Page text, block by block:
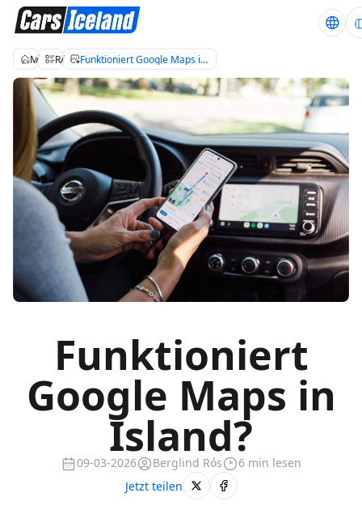
Mietwagen Island
Reiseblog über Island Funktioniert Google Maps in Island?
Funktioniert
Google Maps in
Island?
09-03-2026 Berglind Rós
6 min lesen
Jetzt teilen